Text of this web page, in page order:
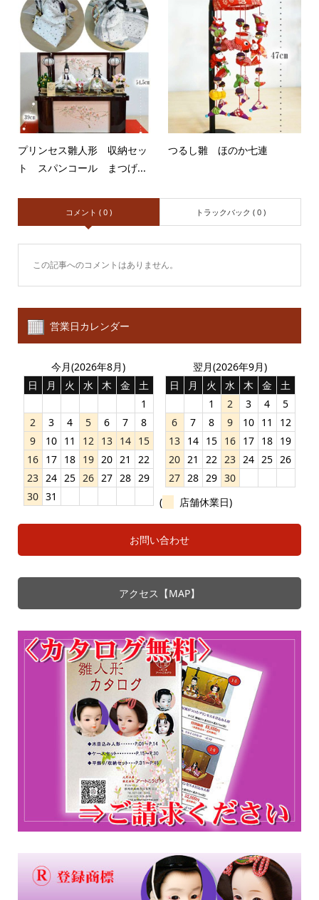
プリンセス雛人形 収納セッ
ト スパンコール まつげ...
つるし雛 ほのか七連
コメント ( 0 ) トラックバック ( 0 )
この記事へのコメントはありません。
営業日カレンダー
今月(2026年8月)
日
月 火 水 木 金
土
1
2
3 4 5 6 7
8
9
10 11 12 13 14 15
16 17 18 19 20 21
22
23 24 25 26 27 28 29
30 31
翌月(2026年9月)
日
月 火 水 木 金
土
1
2 3 4
5
6
7 8 9 10 11
12
13 14 15 16 17 18 19
20 21 22 23 24 25 26
27 28 29 30
(
店舗休業日)
お問い合わせ
アクセス【MAP】